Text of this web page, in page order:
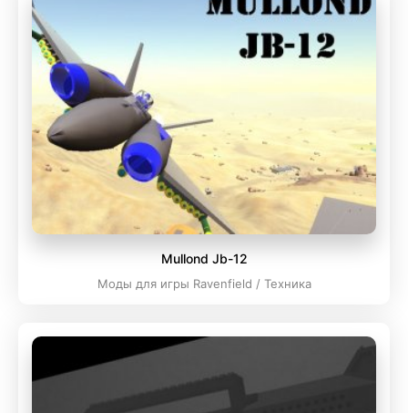
Mullond Jb-12
Моды для игры Ravenfield / Техника